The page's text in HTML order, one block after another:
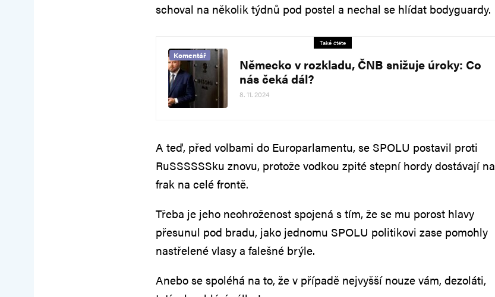
schoval na několik týdnů pod postel a nechal se hlídat bodyguardy.
Také čtěte
Komentář
Německo v rozkladu, ČNB snižuje úroky: Co
nás čeká dál?
8. 11. 2024
A teď, před volbami do Europarlamentu, se SPOLU postavil proti
RuSSSSSSku znovu, protože vodkou zpité stepní hordy dostávají na
frak na celé frontě.
Třeba je jeho neohroženost spojená s tím, že se mu porost hlavy
přesunul pod bradu, jako jednomu SPOLU politikovi zase pomohly
nastřelené vlasy a falešné brýle.
Anebo se spoléhá na to, že v případě nejvyšší nouze vám, dezoláti,